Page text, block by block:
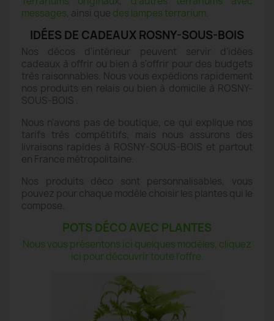
messages, ainsi que des lampes terrarium
IDÉES DE CADEAUX ROSNY-SOUS-BOIS
Nos décos d'intérieur peuvent servir d'idées
cadeaux à offrir ou bien à s'offrir pour des budgets
très raisonnables. Nous vous expédions rapidement
nos produits en relais ou bien à domicile à ROSNY-
SOUS-BOIS .
Nous n'avons pas de boutique, ce qui explique nos
tarifs très compétitifs, mais nous assurons des
livraisons rapides à ROSNY-SOUS-BOIS et partout
en France métropolitaine.
Nos produits déco sont personnalisables, vous
pouvez pour chaque modèle choisir les plantes qui le
compose.
POTS DÉCO AVEC PLANTES
Nous vous présentons ici quelques modèles, cliquez
ici pour découvrir toute l'offre.